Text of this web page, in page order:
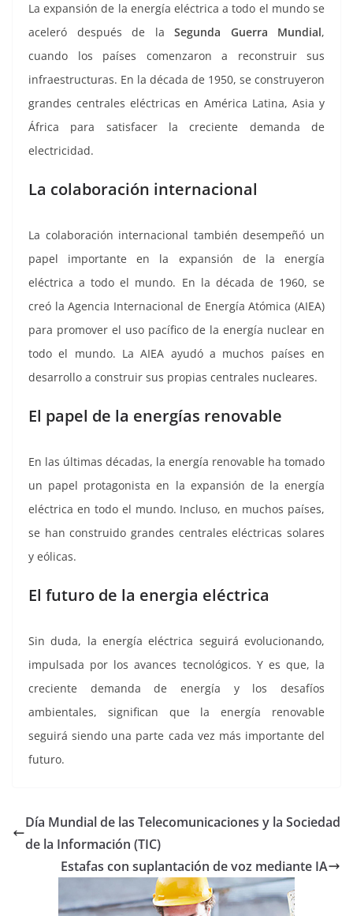
La expansión de la energía eléctrica a todo el mundo se
aceleró después de la Segunda Guerra Mundial,
cuando los países comenzaron a reconstruir sus
infraestructuras. En la década de 1950, se construyeron
grandes centrales eléctricas en América Latina, Asia y
África para satisfacer la creciente demanda de
electricidad.
La colaboración internacional
La colaboración internacional también desempeñó un
papel importante en la expansión de la energía
eléctrica a todo el mundo. En la década de 1960, se
creó la Agencia Internacional de Energía Atómica (AIEA)
para promover el uso pacífico de la energía nuclear en
todo el mundo. La AIEA ayudó a muchos países en
desarrollo a construir sus propias centrales nucleares.
El papel de la energías renovable
En las últimas décadas, la energía renovable ha tomado
un papel protagonista en la expansión de la energía
eléctrica en todo el mundo. Incluso, en muchos países,
se han construido grandes centrales eléctricas solares
y eólicas.
El futuro de la energia eléctrica
Sin duda, la energía eléctrica seguirá evolucionando,
impulsada por los avances tecnológicos. Y es que, la
creciente demanda de energía y los desafíos
ambientales, significan que la energía renovable
seguirá siendo una parte cada vez más importante del
futuro.
Día Mundial de las Telecomunicaciones y la Sociedad
de la Información (TIC)
Estafas con suplantación de voz mediante IA